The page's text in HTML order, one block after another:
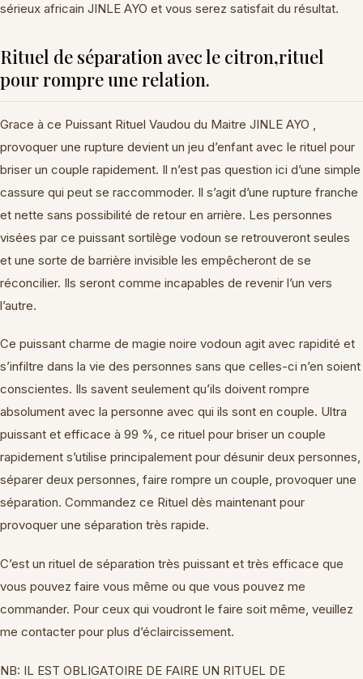
sérieux africain JINLE AYO et vous serez satisfait du résultat.
Rituel de séparation avec le citron,rituel
pour rompre une relation.
Grace à ce Puissant Rituel Vaudou du Maitre JINLE AYO ,
provoquer une rupture devient un jeu d’enfant avec le rituel pour
briser un couple rapidement. Il n’est pas question ici d’une simple
cassure qui peut se raccommoder. Il s’agit d’une rupture franche
et nette sans possibilité de retour en arrière. Les personnes
visées par ce puissant sortilège vodoun se retrouveront seules
et une sorte de barrière invisible les empêcheront de se
réconcilier. Ils seront comme incapables de revenir l’un vers
l’autre.
Ce puissant charme de magie noire vodoun agit avec rapidité et
s’infiltre dans la vie des personnes sans que celles-ci n’en soient
conscientes. Ils savent seulement qu’ils doivent rompre
absolument avec la personne avec qui ils sont en couple. Ultra
puissant et efficace à 99 %, ce rituel pour briser un couple
rapidement s’utilise principalement pour désunir deux personnes,
séparer deux personnes, faire rompre un couple, provoquer une
séparation. Commandez ce Rituel dès maintenant pour
provoquer une séparation très rapide.
C’est un rituel de séparation très puissant et très efficace que
vous pouvez faire vous même ou que vous pouvez me
commander. Pour ceux qui voudront le faire soit même, veuillez
me contacter pour plus d’éclaircissement.
NB: IL EST OBLIGATOIRE DE FAIRE UN RITUEL DE